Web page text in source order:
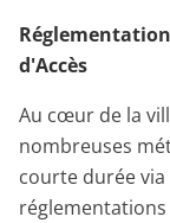
d'Accès
Au cœur de la
nombreuses
courte durée